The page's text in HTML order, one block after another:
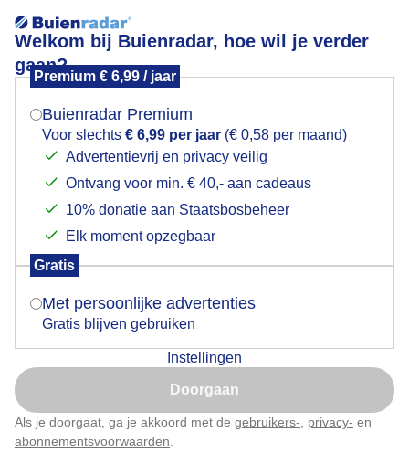
Welkom bij Buienradar, hoe wil je verder
gaan?
Premium € 6,99 / jaar
Buienradar Premium
Voor slechts € 6,99 per jaar (€ 0,58 per maand)
Advertentievrij en privacy veilig
Ontvang voor min. € 40,- aan cadeaus
10% donatie aan Staatsbosbeheer
Elk moment opzegbaar
Gratis
Met persoonlijke advertenties
Gratis blijven gebruiken
Instellingen
Doorgaan
Als je doorgaat, ga je akkoord met de gebruikers- privacy- en
abonnementsvoorwaarden
stofbad
Populaire categorieën
Lente
Zomer
Mogen we je locatie gebruiken voor het
Indien je hier nog geen akkoord op hebt gegeven,
verschijnt er zo een pop-up uit je browser waarin
Is goed, toon de popup
Nu niet, misschien later
Klik hierom dit aan te passen